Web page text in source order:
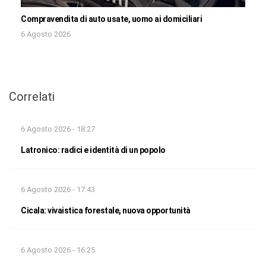
Compravendita di auto usate, uomo ai domiciliari
6 Agosto 2026
Correlati
6 Agosto 2026 - 18:27
Latronico: radici e identità di un popolo
6 Agosto 2026 - 17:43
Cicala: vivaistica forestale, nuova opportunità
6 Agosto 2026 - 16:25